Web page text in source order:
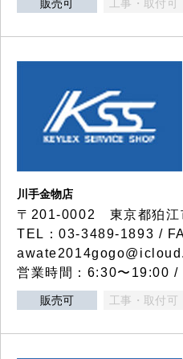
販売可 工事・取付可
川手金物店
〒201-0002 東京都狛江
TEL：03-3489-1893 /
営業時間：6:30〜19:00 /
販売可 工事・取付可